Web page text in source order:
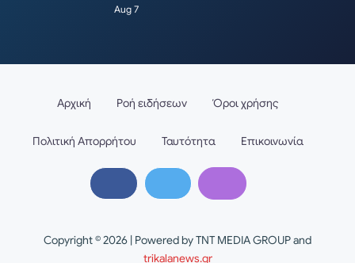
Aug 7
Copyright © 2026 | Powered by TNT MEDIA GROUP and
trikalanews.gr
Αρχική Ροή ειδήσεων Όροι χρήσης
Πολιτική Απορρήτου Ταυτότητα Επικοινωνία